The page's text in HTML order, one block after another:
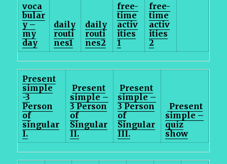
voca
bular
y –
my
day
daily
routi
nes1
daily
routi
nes2
free-
time
activ
ities
1
free-
time
activ
ities
2
Present
simple
-3
Person
of
singular
I.
Present
simple –
3 Person
of
Singular
II.
Present
simple –
3 Person
of
Singular
III.
Present
simple –
quiz
show